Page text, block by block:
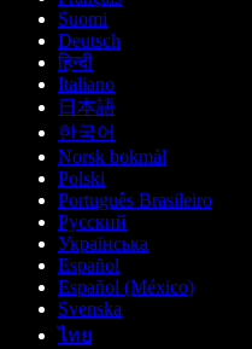
Suomi
Deutsch
हिन्दी
Italiano
日本語
한국어
Norsk bokmål
Polski
Português Brasileiro
Русский
Українська
Español
Español (México)
Svenska
ไทย